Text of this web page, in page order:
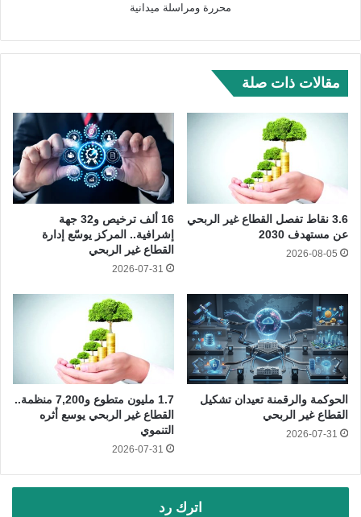
محررة ومراسلة ميدانية
مقالات ذات صلة
3.6 نقاط تفصل القطاع غير الربحي
عن مستهدف 2030
2026-08-05
16 ألف ترخيص و32 جهة
إشرافية.. المركز يوسّع إدارة
القطاع غير الربحي
2026-07-31
الحوكمة والرقمنة تعيدان تشكيل
القطاع غير الربحي
2026-07-31
1.7 مليون متطوع و7,200 منظمة..
القطاع غير الربحي يوسع أثره
التنموي
2026-07-31
اترك رد